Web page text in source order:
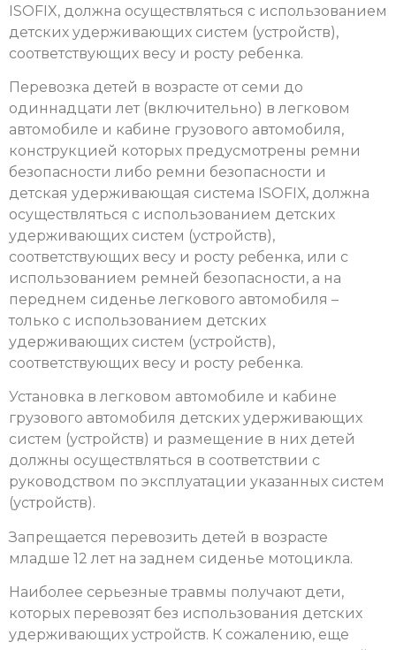
ISOFIX, должна осуществляться с использованием
детских удерживающих систем (устройств),
соответствующих весу и росту ребенка.
Перевозка детей в возрасте от семи до
одиннадцати лет (включительно) в легковом
автомобиле и кабине грузового автомобиля,
конструкцией которых предусмотрены ремни
безопасности либо ремни безопасности и
детская удерживающая система ISOFIХ, должна
осуществляться с использованием детских
удерживающих систем (устройств),
соответствующих весу и росту ребенка, или с
использованием ремней безопасности, а на
переднем сиденье легкового автомобиля –
только с использованием детских
удерживающих систем (устройств),
соответствующих весу и росту ребенка.
Установка в легковом автомобиле и кабине
грузового автомобиля детских удерживающих
систем (устройств) и размещение в них детей
должны осуществляться в соответствии с
руководством по эксплуатации указанных систем
(устройств).
Запрещается перевозить детей в возрасте
младше 12 лет на заднем сиденье мотоцикла.
Наиболее серьезные травмы получают дети,
которых перевозят без использования детских
удерживающих устройств. К сожалению, еще